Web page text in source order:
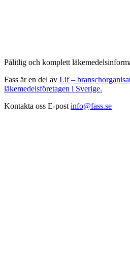
Pålitlig och komplett
Fass är en del av Lif –
läkemedelsföretagen i Sverige.
Kontakta oss E-post info@fass.se